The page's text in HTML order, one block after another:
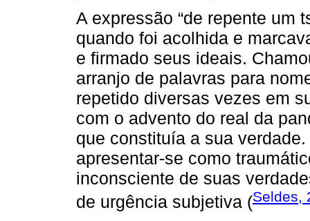
A expressão “de repente um
quando foi acolhida e
e firmado seus ideais.
arranjo de palavras para
repetido diversas vezes em
com o advento do real da
que constituía a sua
apresentar-se como
inconsciente de suas
de urgência subjetiva (Seldes,